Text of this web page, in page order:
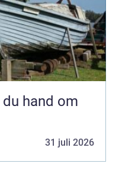
31 juli 2026